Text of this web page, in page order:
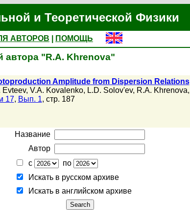
и Теоретической Физики
АВТОРОВ
ПОМОЩЬ
автора "R.A. Khrenova"
Amplitude from Dispersion Relations
Evteev, V.A. Kovalenko, L.D. Solov'ev, R.A. Khrenova,
17, Вып. 1, стр. 187
Название
Автор
с
по
Искать в русском архиве
Искать в английском архиве